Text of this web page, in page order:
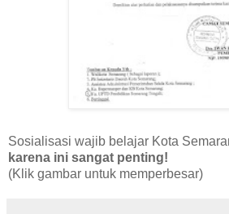
Sosialisasi wajib belajar Kota
karena ini sangat penting!
(Klik gambar untuk memperbesar)